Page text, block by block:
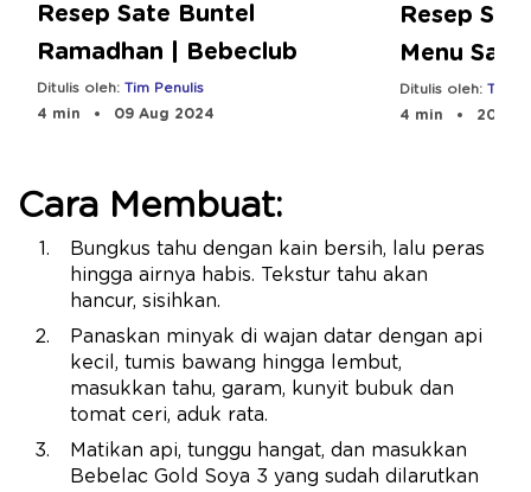
Resep Sate Buntel
Ramadhan | Bebeclub
Ditulis oleh: Tim Penulis
4 min
09 Aug 2024
Resep
Menu
Ditulis oleh: Tim
4 min
20
Cara Membuat:
Bungkus tahu dengan kain bersih, lalu peras
hingga airnya habis. Tekstur tahu akan
hancur, sisihkan.
Panaskan minyak di wajan datar dengan api
kecil, tumis bawang hingga lembut,
masukkan tahu, garam, kunyit bubuk dan
tomat ceri, aduk rata.
Matikan api, tunggu hangat, dan masukkan
Bebelac Gold Soya 3 yang sudah dilarutkan